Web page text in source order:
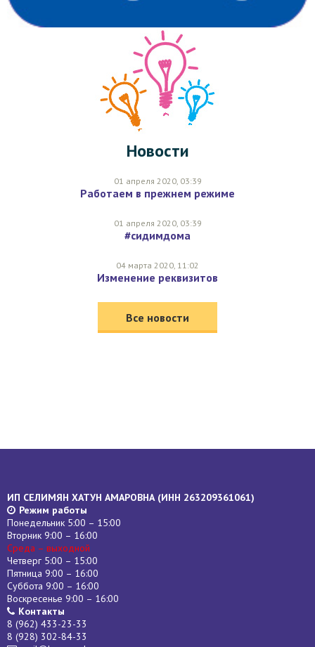
Новости
01 апреля 2020, 03:39
Работаем в прежнем режиме
01 апреля 2020, 03:39
#сидимдома
04 марта 2020, 11:02
Изменение реквизитов
Все новости
ИП СЕЛИМЯН ХАТУН АМАРОВНА (ИНН 263209361061)
Режим работы
Понедельник 5:00 – 15:00
Вторник 9:00 – 16:00
Среда – выходной
Четверг 5:00 – 15:00
Пятница 9:00 – 16:00
Суббота 9:00 – 16:00
Воскресенье 9:00 – 16:00
Контакты
8 (962) 433-23-33
8 (928) 302-84-33